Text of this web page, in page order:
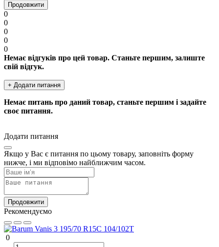
Продовжити
0
0
0
0
0
Немає відгуків про цей товар. Станьте першим, залиште
свій відгук.
+ Додати питання
Немає питань про даний товар, станьте першим і задайте
своє питання.
Додати питання
Якщо у Вас є питання по цьому товару, заповніть форму
нижче, і ми відповімо найближчим часом.
Продовжити
Рекомендуємо
0